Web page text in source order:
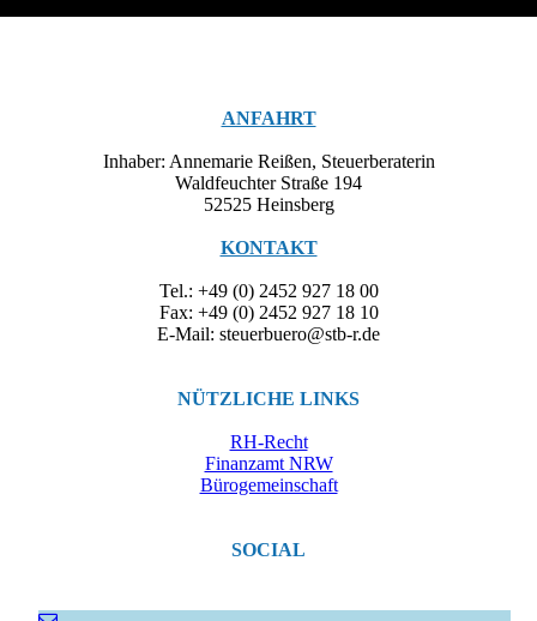
ANFAHRT
Inhaber: Annemarie Reißen, Steuerberaterin
Waldfeuchter Straße 194
52525 Heinsberg
KONTAKT
Tel.: +49 (0) 2452 927 18 00
Fax: +49 (0) 2452 927 18 10
E-Mail: steuerbuero@stb-r.de
NÜTZLICHE LINKS
RH-Recht
Finanzamt NRW
Bürogemeinschaft
SOCIAL